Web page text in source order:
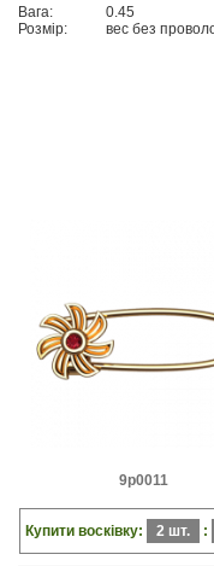
Вага:
0.45
Розмір:
вес без
9p0011
Купити восківку: 2 шт. :